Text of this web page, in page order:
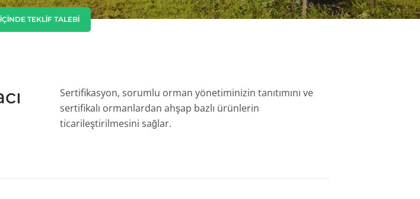
TEKLIF TALEBI
Sertifikasyon, sorumlu orman yönetiminizin tanıtımını ve
sertifikalı ormanlardan ahşap bazlı ürünlerin
ticarileştirilmesini sağlar.